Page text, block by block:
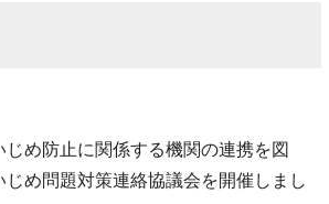
め防止に関係する機関の連携を図
め問題対策連絡協議会を開催しまし